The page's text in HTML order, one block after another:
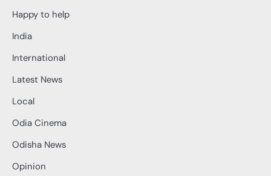
Happy to help
India
International
Latest News
Local
Odia Cinema
Odisha News
Opinion